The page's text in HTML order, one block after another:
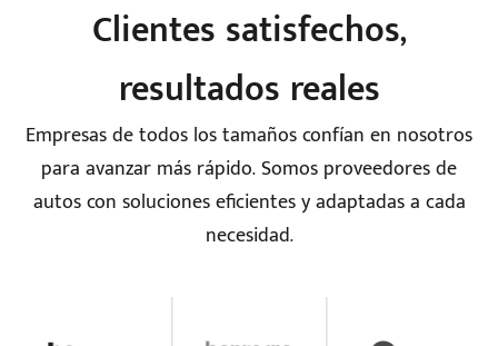
Clientes satisfechos,
resultados reales
Empresas de todos los tamaños confían en nosotros
para avanzar más rápido. Somos proveedores de
autos con soluciones eficientes y adaptadas a cada
necesidad.